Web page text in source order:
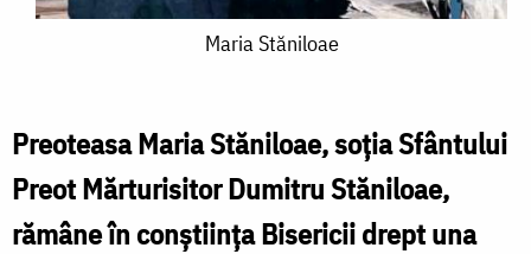
Maria Stăniloae
Preoteasa Maria Stăniloae, soția Sfântului
Preot Mărturisitor Dumitru Stăniloae,
rămâne în conștiința Bisericii drept una